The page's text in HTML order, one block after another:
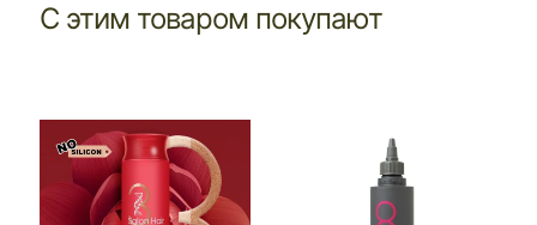
С этим товаром покупают